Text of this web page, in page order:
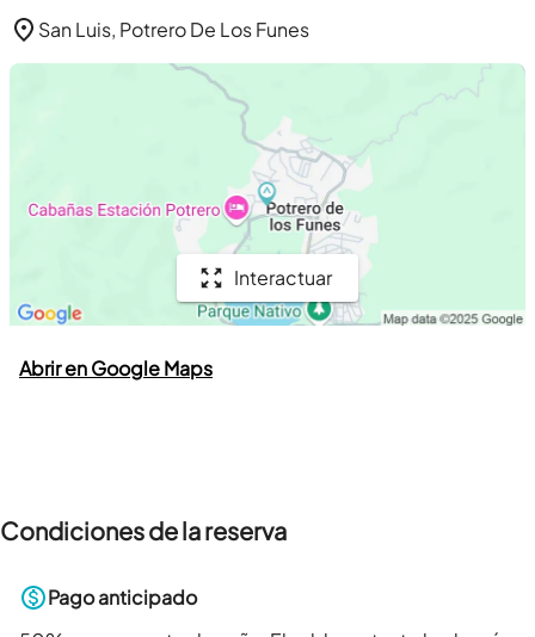
San Luis, Potrero De Los Funes
Interactuar
Abrir en Google Maps
Condiciones de la reserva
Pago anticipado